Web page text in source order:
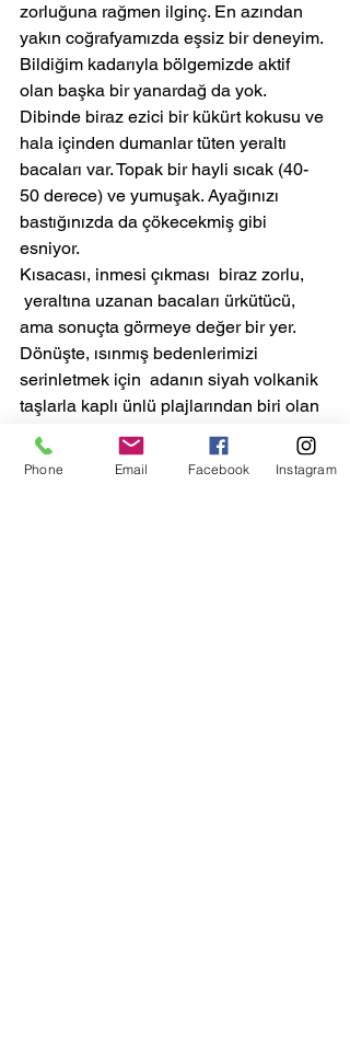
zorluğuna rağmen ilginç. En azından
yakın coğrafyamızda eşsiz bir deneyim.
Bildiğim kadarıyla bölgemizde aktif
olan başka bir yanardağ da yok.
Dibinde biraz ezici bir kükürt kokusu ve
hala içinden dumanlar tüten yeraltı
bacaları var. Topak bir hayli sıcak (40-
50 derece) ve yumuşak. Ayağınızı
bastığınızda da çökecekmiş gibi
esniyor.
Kısacası, inmesi çıkması  biraz zorlu,
yeraltına uzanan bacaları ürkütücü,
ama sonuçta görmeye değer bir yer.
Dönüşte, ısınmış bedenlerimizi
serinletmek için  adanın siyah volkanik
taşlarla kaplı ünlü plajlarından biri olan
Loutra'ya gittik. Fakat rüzgar çıkmış,
Loutra'da deniz kabarmıştı. Kös kös
Phone Email Facebook Instagram